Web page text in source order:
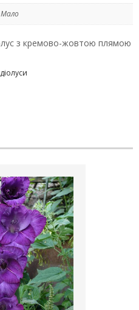
з кремово-жовтою плямою